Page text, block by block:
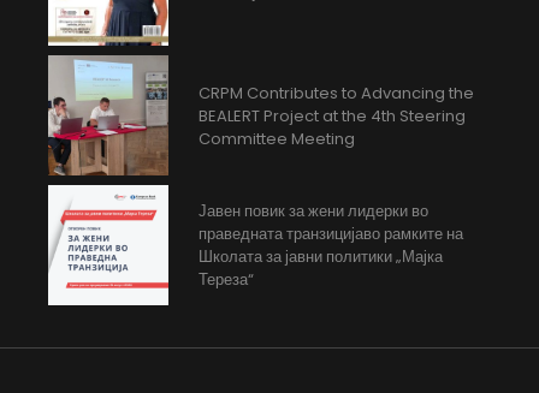
CRPM Contributes to Advancing the
BEALERT Project at the 4th Steering
Committee Meeting
Јавен повик за жени лидерки во
праведната транзицијаво рамките на
Школата за јавни политики „Мајка
Тереза“